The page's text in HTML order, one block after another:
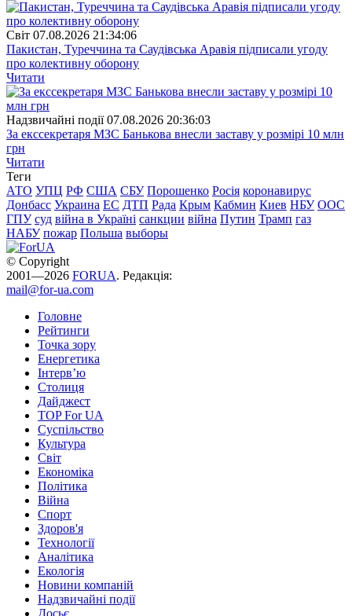
Свiт 07.08.2026 21:34:06
Пакистан, Туреччина та Саудівська Аравія підписали угоду
про колективну оборону
Читати
Надзвичайні події 07.08.2026 20:36:03
За екссекретаря МЗС Банькова внесли заставу у розмірі 10 млн
грн
Читати
Теги
АТО УПЦ РФ США СБУ Порошенко Росія коронавирус
Донбасс Украина ЕС ДТП Рада Крым Кабмин Киев НБУ ООС
ГПУ суд війна в Україні санкции війна Путин Трамп газ
НАБУ пожар Польша выборы
© Copyright
2001—2026 FORUA. Редакція:
mail@for-ua.com
Головне
Рейтинги
Точка зору
Енергетика
Інтерв’ю
Столиця
Дайджест
TOP For UA
Суспiльство
Культура
Світ
Економіка
Політика
Війна
Спорт
Здоров'я
Технології
Аналітика
Екологія
Новини компаній
Надзвичайні події
Досьє